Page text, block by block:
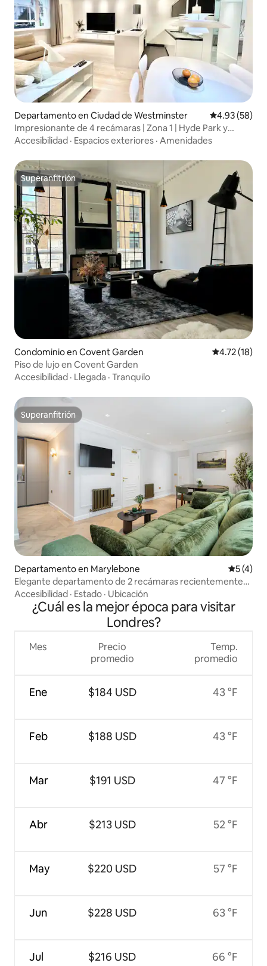
Departamento en Ciudad de Westminster Calificación
4.93 (58)
Impresionante de 4 recámaras | Zona 1 | Hyde Park y
Notting Hill
Accesibilidad · Espacios exteriores · Amenidades
Superanfitrión
Superanfitrión
Condominio en Covent Garden Calificación
4.72 (18)
Piso de lujo en Covent Garden
Accesibilidad · Llegada · Tranquilo
Superanfitrión
Superanfitrión
Departamento en Marylebone
5 (4)
Elegante departamento de 2 recámaras recientemente
renovado en Marylebone
Accesibilidad · Estado · Ubicación
¿Cuál es la mejor época para visitar
Londres?
Mes
Ene
Feb
Mar
Abr
May
Jun
Jul
Precio
promedio
$184 USD
$188 USD
$191 USD
$213 USD
$220 USD
$228 USD
$216 USD
Temp.
promedio
43 °F
43 °F
47 °F
52 °F
57 °F
63 °F
66 °F